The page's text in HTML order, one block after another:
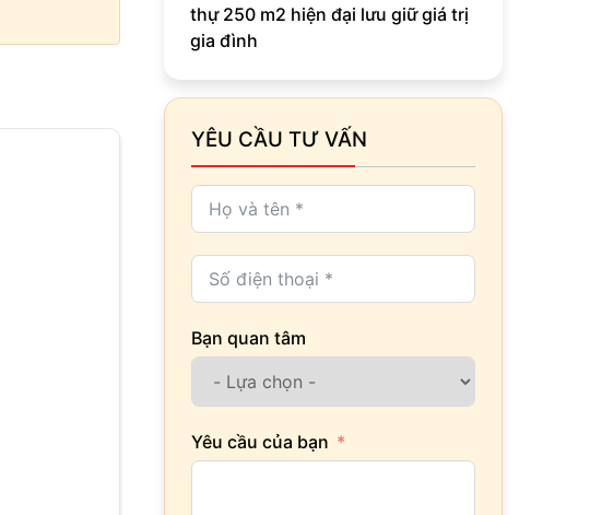
thự 250 m2 hiện đại lưu giữ giá trị
gia đình
YÊU CẦU TƯ VẤN
Bạn quan tâm
Yêu cầu của bạn